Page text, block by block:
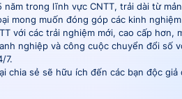
năm trong lĩnh vực CNTT, trải dài từ
mong muốn đóng góp các kinh
với các trải nghiệm mới, cao cấp hơn,
nghiệp và công cuộc chuyển đổi số
7.
chia sẻ sẽ hữu ích đến các bạn độc giả